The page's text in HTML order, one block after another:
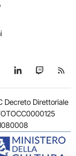
Telegram
su TikTok
Seguici su
Seguici
Decreto Direttoriale